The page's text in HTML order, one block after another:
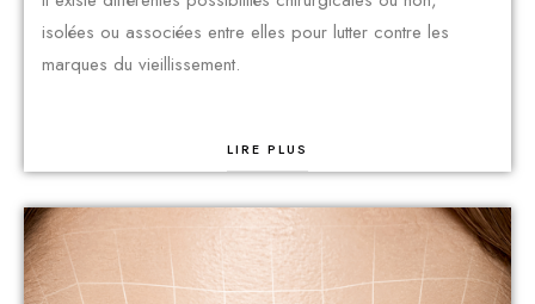
isolées ou associées entre elles pour lutter contre les
marques du vieillissement.
LIRE PLUS